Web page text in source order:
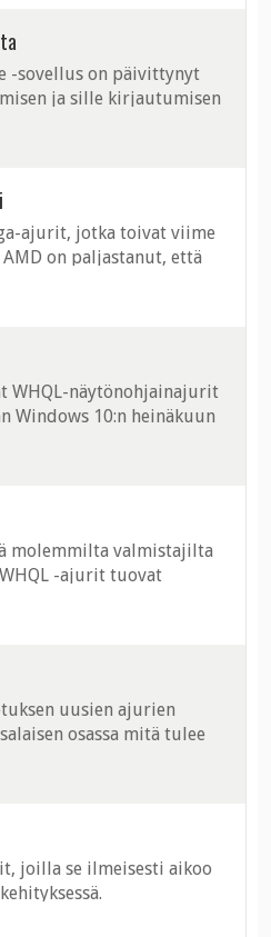
-sovellus on päivittynyt
ja sille kirjautumisen
ajurit, jotka toivat viime
on paljastanut, että
WHQL-näytönohjainajurit
Windows 10:n heinäkuun
molemmilta valmistajilta
-ajurit tuovat
uusien ajurien
osassa mitä tulee
joilla se ilmeisesti aikoo